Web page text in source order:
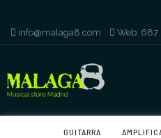
info@malaga8.com Web: 687
GUITARRA